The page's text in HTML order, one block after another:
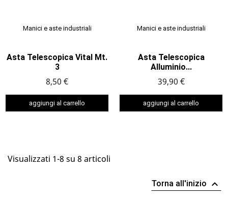
Manici e aste industriali
Asta Telescopica Vital Mt.
3
8,50 €
aggiungi al carrello
Manici e aste industriali
Asta Telescopica
Alluminio...
39,90 €
aggiungi al carrello
Visualizzati 1-8 su 8 articoli
Torna all'inizio 